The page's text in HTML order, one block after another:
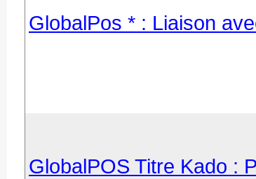
GlobalPos * : Liaison
GlobalPOS Titre Kado :